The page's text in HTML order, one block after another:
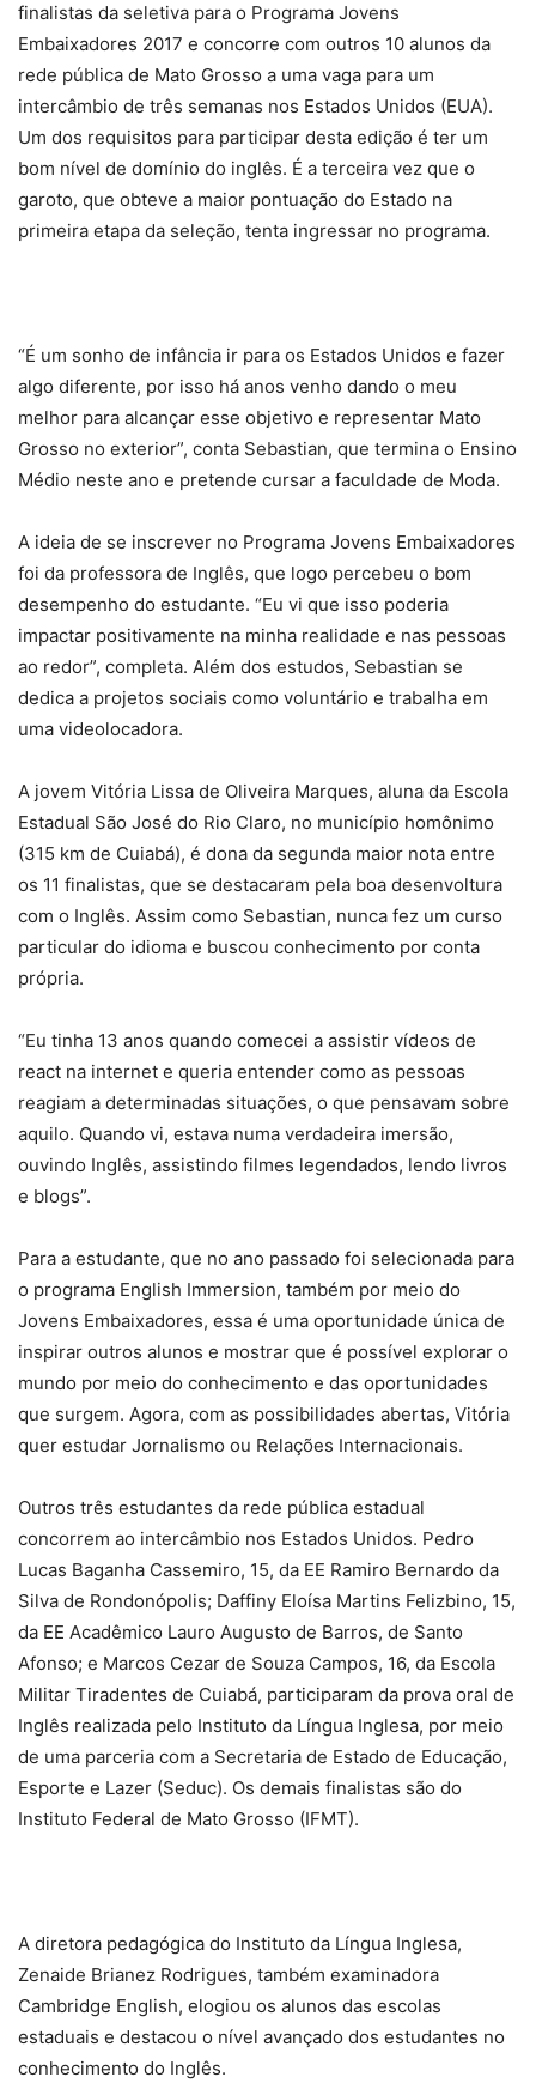
finalistas da seletiva para o Programa Jovens
Embaixadores 2017 e concorre com outros 10 alunos da
rede pública de Mato Grosso a uma vaga para um
intercâmbio de três semanas nos Estados Unidos (EUA).
Um dos requisitos para participar desta edição é ter um
bom nível de domínio do inglês. É a terceira vez que o
garoto, que obteve a maior pontuação do Estado na
primeira etapa da seleção, tenta ingressar no programa.
“É um sonho de infância ir para os Estados Unidos e fazer
algo diferente, por isso há anos venho dando o meu
melhor para alcançar esse objetivo e representar Mato
Grosso no exterior”, conta Sebastian, que termina o Ensino
Médio neste ano e pretende cursar a faculdade de Moda.
A ideia de se inscrever no Programa Jovens Embaixadores
foi da professora de Inglês, que logo percebeu o bom
desempenho do estudante. “Eu vi que isso poderia
impactar positivamente na minha realidade e nas pessoas
ao redor”, completa. Além dos estudos, Sebastian se
dedica a projetos sociais como voluntário e trabalha em
uma videolocadora.
A jovem Vitória Lissa de Oliveira Marques, aluna da Escola
Estadual São José do Rio Claro, no município homônimo
(315 km de Cuiabá), é dona da segunda maior nota entre
os 11 finalistas, que se destacaram pela boa desenvoltura
com o Inglês. Assim como Sebastian, nunca fez um curso
particular do idioma e buscou conhecimento por conta
própria.
“Eu tinha 13 anos quando comecei a assistir vídeos de
react na internet e queria entender como as pessoas
reagiam a determinadas situações, o que pensavam sobre
aquilo. Quando vi, estava numa verdadeira imersão,
ouvindo Inglês, assistindo filmes legendados, lendo livros
e blogs”.
Para a estudante, que no ano passado foi selecionada para
o programa English Immersion, também por meio do
Jovens Embaixadores, essa é uma oportunidade única de
inspirar outros alunos e mostrar que é possível explorar o
mundo por meio do conhecimento e das oportunidades
que surgem. Agora, com as possibilidades abertas, Vitória
quer estudar Jornalismo ou Relações Internacionais.
Outros três estudantes da rede pública estadual
concorrem ao intercâmbio nos Estados Unidos. Pedro
Lucas Baganha Cassemiro, 15, da EE Ramiro Bernardo da
Silva de Rondonópolis; Daffiny Eloísa Martins Felizbino, 15,
da EE Acadêmico Lauro Augusto de Barros, de Santo
Afonso; e Marcos Cezar de Souza Campos, 16, da Escola
Militar Tiradentes de Cuiabá, participaram da prova oral de
Inglês realizada pelo Instituto da Língua Inglesa, por meio
de uma parceria com a Secretaria de Estado de Educação,
Esporte e Lazer (Seduc). Os demais finalistas são do
Instituto Federal de Mato Grosso (IFMT).
A diretora pedagógica do Instituto da Língua Inglesa,
Zenaide Brianez Rodrigues, também examinadora
Cambridge English, elogiou os alunos das escolas
estaduais e destacou o nível avançado dos estudantes no
conhecimento do Inglês.